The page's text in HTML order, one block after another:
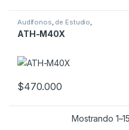
Audífonos de Estudio
Profesionales
ATH-M40X
$470.000
Mostrando